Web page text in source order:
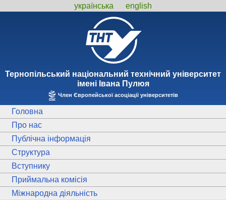
українська english
Тернопiльський національний технiчний унiверситет
iменi Iвана Пулюя
Член Європейської асоціації університетів
Головна
Про нас
Публічна інформація
Структура
Вступнику
Приймальна комісія
Міжнародна діяльність